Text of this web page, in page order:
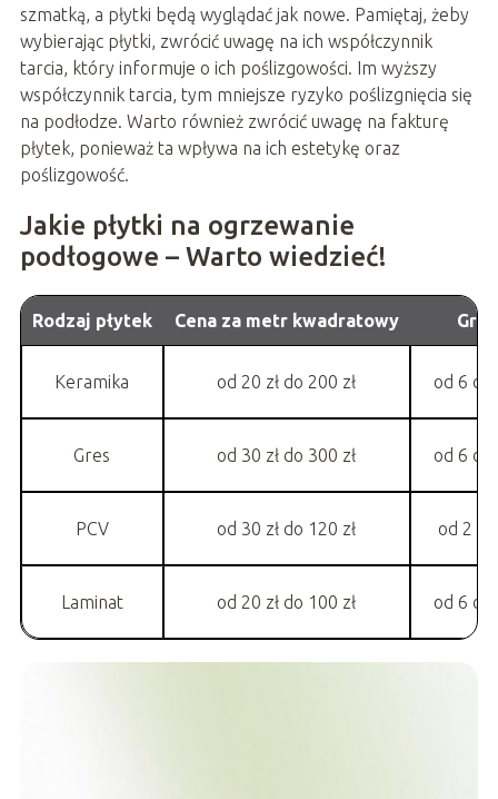
szmatką, a płytki będą wyglądać jak nowe. Pamiętaj, żeby
wybierając płytki, zwrócić uwagę na ich współczynnik
tarcia, który informuje o ich poślizgowości. Im wyższy
współczynnik tarcia, tym mniejsze ryzyko poślizgnięcia się
na podłodze. Warto również zwrócić uwagę na fakturę
płytek, ponieważ ta wpływa na ich estetykę oraz
poślizgowość.
Jakie płytki na ogrzewanie
podłogowe – Warto wiedzieć!
Rodzaj płytek Cena za metr kwadratowy
Keramika od 20 zł do 200 zł od 6 do
Gres od 30 zł do 300 zł od 6 do
PCV od 30 zł do 120 zł od 2
Laminat od 20 zł do 100 zł od 6 do